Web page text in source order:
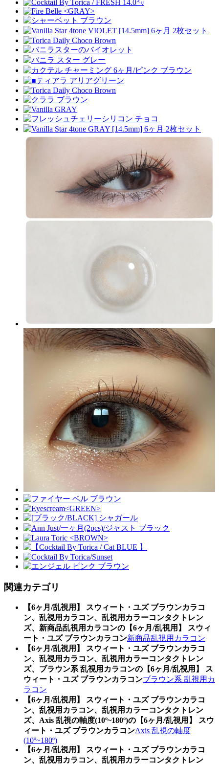
関連カテゴリ
【6ヶ月/乱視用】 スウィート・ユズ ブラウンカラコ
ン、乱視用カラコン、乱視用カラーコンタクトレン
ズ、新商品乱視用カラコンの【6ヶ月/乱視用】 スウィ
ート・ユズ ブラウンカラコン新商品乱視用カラコン
【6ヶ月/乱視用】 スウィート・ユズ ブラウンカラコ
ン、乱視用カラコン、乱視用カラーコンタクトレン
ズ、ブラウン系 乱視用カラコンの【6ヶ月/乱視用】 ス
ウィート・ユズ ブラウンカラコンブラウン系 乱視用カ
ラコン
【6ヶ月/乱視用】 スウィート・ユズ ブラウンカラコ
ン、乱視用カラコン、乱視用カラーコンタクトレン
ズ、Axis 乱視の軸度(10º~180º)の【6ヶ月/乱視用】 スウ
ィート・ユズ ブラウンカラコンAxis 乱視の軸度
(10º~180º)
【6ヶ月/乱視用】 スウィート・ユズ ブラウンカラコ
ン、乱視用カラコン、乱視用カラーコンタクトレン